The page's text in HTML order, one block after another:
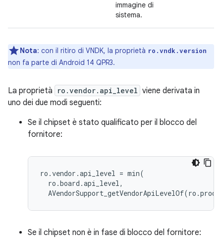
immagine di
sistema.
Nota: con il ritiro di VNDK, la proprietà ro.vndk.version
non fa parte di Android 14 QPR3.
La proprietà ro.vendor.api_level viene derivata in
uno dei due modi seguenti:
Se il chipset è stato qualificato per il blocco del
fornitore:
ro.vendor.api_level = min(
AVendorSupport_getVendorApiLevelOf(
Se il chipset non è in fase di blocco del fornitore: